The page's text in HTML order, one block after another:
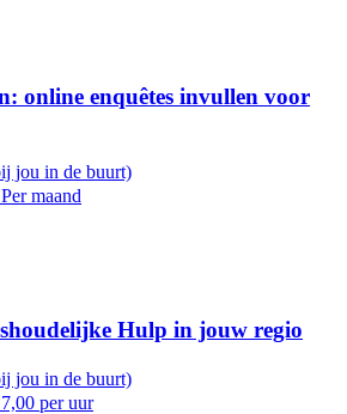
online enquêtes invullen voor
jou in de buurt)
maand
Hulp in jouw regio
jou in de buurt)
per uur